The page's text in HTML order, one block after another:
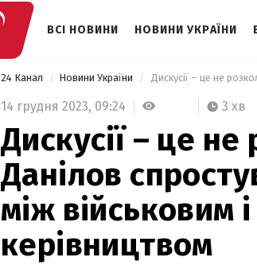
ВСІ НОВИНИ НОВИНИ УКРАЇНИ
24 Канал Новини України
14 грудня 2023, 09:24 3 хв
Дискусії – це не
Данілов
між військовим
керівництвом